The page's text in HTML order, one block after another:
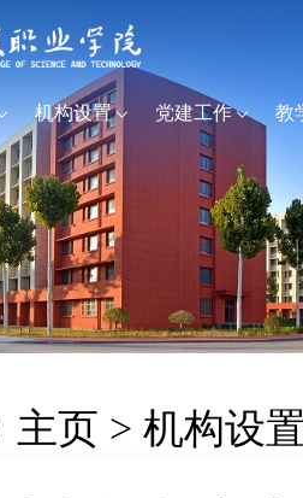
机构设置 党建工作 教
主页 > 机构设